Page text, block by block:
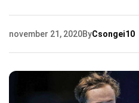
november 21, 2020ByCsongei10